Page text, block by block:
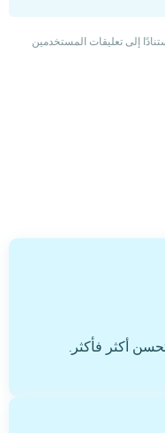
إلى تعليقات المستخدمين
أكثر فأكثر.